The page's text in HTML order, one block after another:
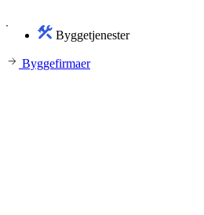
Byggetjenester
Byggefirmaer